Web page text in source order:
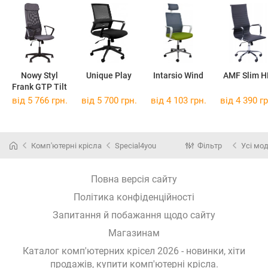
Nowy Styl
Frank GTP Tilt
Unique Play Intarsio Wind AMF Slim
від 5 766 грн. від 5 700 грн. від 4 103 грн. від 4 390
Комп'ютерні крісла Special4you Фільтр Усі
Повна версія сайту
Політика конфіденційності
Запитання й побажання щодо сайту
Магазинам
Каталог комп'ютерних крісел 2026 - новинки, хіти
продажів, купити комп'ютерні крісла.